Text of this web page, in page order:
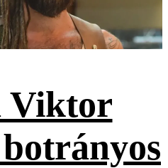
Viktor